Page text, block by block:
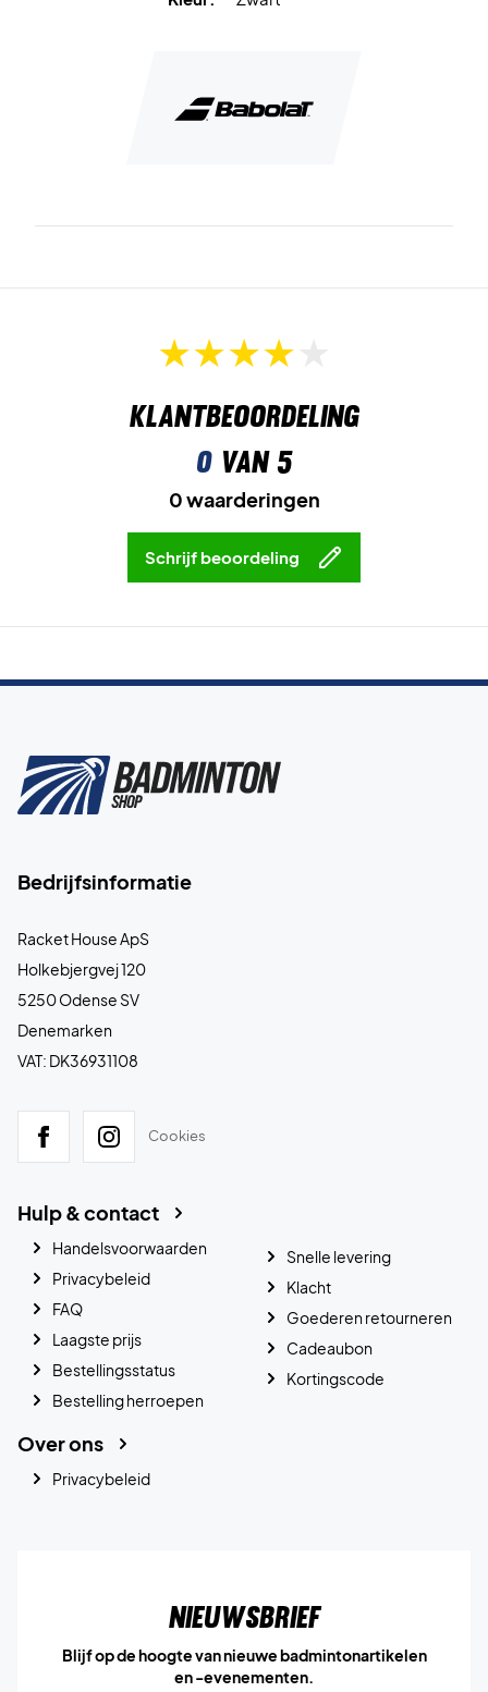
Klantbeoordeling
0van 5
0 waarderingen
Schrijf beoordeling
Bedrijfsinformatie
Racket House ApS
Holkebjergvej 120
5250 Odense SV
Denemarken
VAT: DK36931108
Cookies
Hulp & contact
Handelsvoorwaarden
Privacybeleid
FAQ
Laagste prijs
Bestellingsstatus
Bestelling herroepen
Snelle levering
Klacht
Goederen retourneren
Cadeaubon
Kortingscode
Over ons
Privacybeleid
Nieuwsbrief
Blijf op de hoogte van nieuwe badmintonartikelen
en -evenementen.